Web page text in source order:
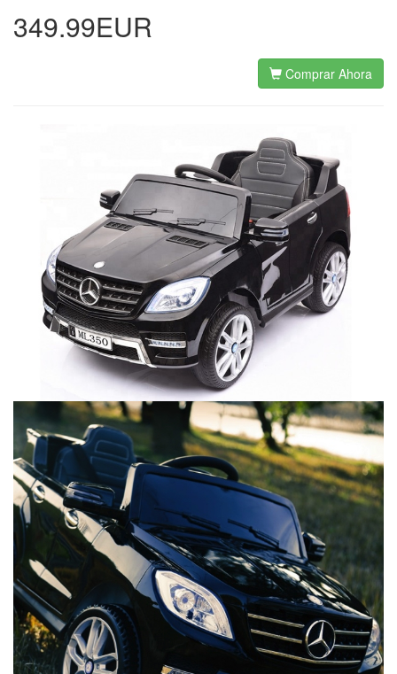
349.99EUR
Comprar Ahora